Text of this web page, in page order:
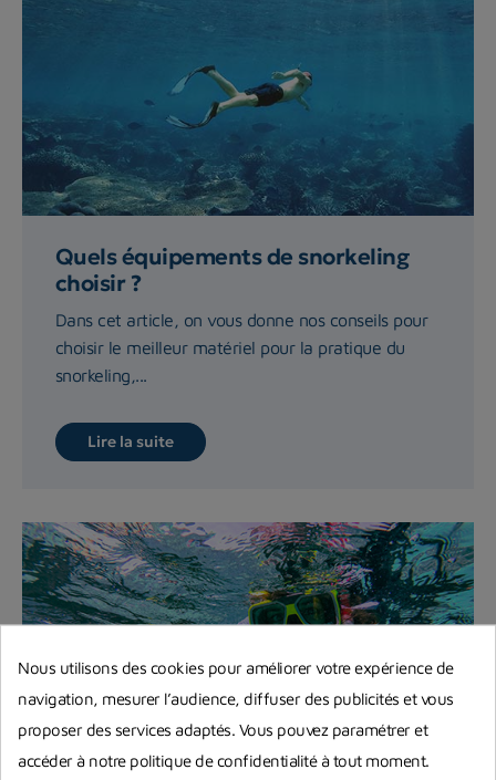
Quels équipements de snorkeling
choisir ?
Dans cet article, on vous donne nos conseils pour
choisir le meilleur matériel pour la pratique du
snorkeling,...
Lire la suite
Nous utilisons des cookies pour améliorer votre expérience de
navigation, mesurer l’audience, diffuser des publicités et vous
proposer des services adaptés. Vous pouvez paramétrer et
accéder à notre politique de confidentialité à tout moment.